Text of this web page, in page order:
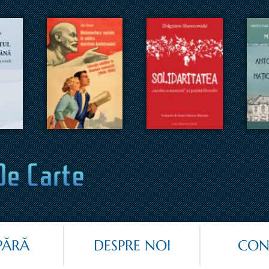
Jump to navigation
DESPRE NOI